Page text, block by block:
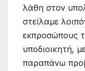
λάθη στον
στείλαμε
εκπροσώπους
υποδιοικητή,
παραπάνω